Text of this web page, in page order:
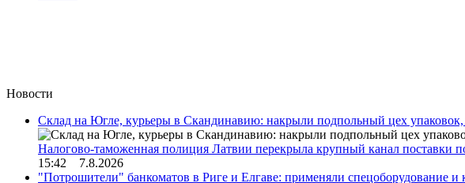
Новости
Склад на Югле, курьеры в Скандинавию: накрыли подпольный цех упаковок,
Налогово-таможенная полиция Латвии перекрыла крупный канал поставки
15:42 7.8.2026
"Потрошители" банкоматов в Риге и Елгаве: применяли спецоборудование и